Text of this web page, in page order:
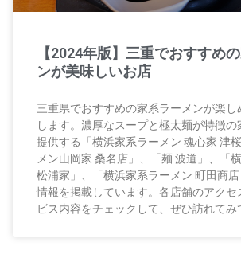
【2024年版】三重でおすすめ
ンが美味しいお店
三重県でおすすめの家系ラーメンが楽し
します。濃厚なスープと極太麺が特徴の
提供する「横浜家系ラーメン 魂心家 津
メン山岡家 桑名店」、「麺 波道」、「
松浦家」、「横浜家系ラーメン 町田商
情報を掲載しています。各店舗のアクセ
ビス内容をチェックして、ぜひ訪れてみ